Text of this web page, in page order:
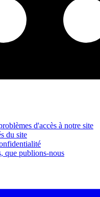
d'accès à notre site
du site
que publions-nous